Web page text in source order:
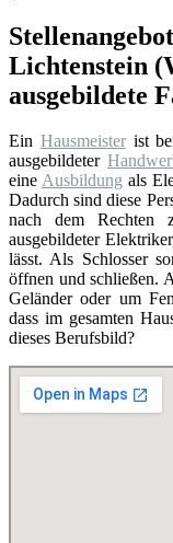
Lichtenstein
ausgebildete
Ein Hausmeisterist
ausgebildeter
eine Ausbildungals
Dadurch sind diese
nach dem Rechten
ausgebildeter
lässt. Als Schlosser
öffnen und schließen.
Geländer oder um
dass im gesamten
dieses Berufsbild?